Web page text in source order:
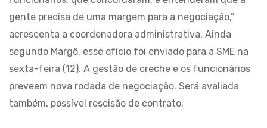
gente precisa de uma margem para a negociação,”
acrescenta a coordenadora administrativa. Ainda
segundo Margô, esse ofício foi enviado para a SME na
sexta-feira (12). A gestão de creche e os funcionários
preveem nova rodada de negociação. Será avaliada
também, possível rescisão de contrato.